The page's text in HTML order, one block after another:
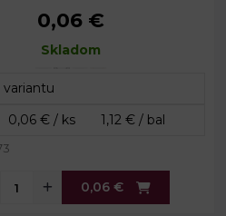
prievlak:0,06 €
Skladom
0,06 €